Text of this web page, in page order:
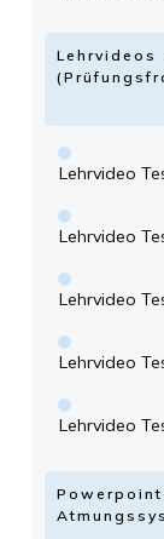
Lehrvideos
Lehrvideo
Lehrvideo
Lehrvideo
Lehrvideo
Lehrvideo